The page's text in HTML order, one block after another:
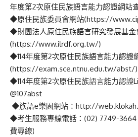
年度第2次原住民族語言能力認證網站
◆原住民族委員會網站(https://
◆財團法人原住民族語言研究發展基
(https://www.ilrdf.org.tw/)
◆114年度第2次原住民族語言能力認證
(https://exam.sce.ntnu.edu.tw/abst/)
◆114年度第2次原住民族語言能力認證
@107abst
◆族語e樂園網站： http://
◆考生服務專線電話： (02) 7749-3664
費專線)